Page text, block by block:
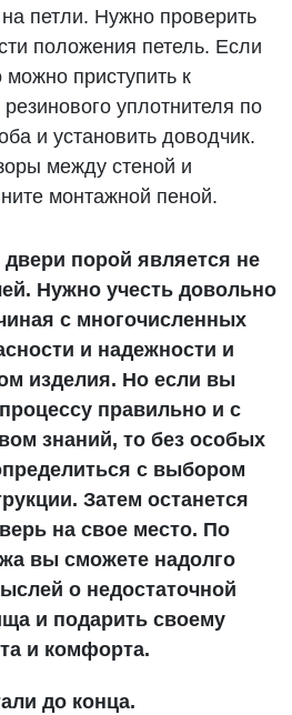
петли. Нужно проверить
положения петель. Если
приступить к
уплотнителя по
и установить доводчик.
между стеной и
монтажной пеной.
порой является не
Нужно учесть довольно
с многочисленных
и надежности и
изделия. Но если вы
правильно и с
знаний, то без особых
с выбором
Затем останется
на свое место. По
вы сможете надолго
о недостаточной
и подарить своему
и комфорта.
до конца.